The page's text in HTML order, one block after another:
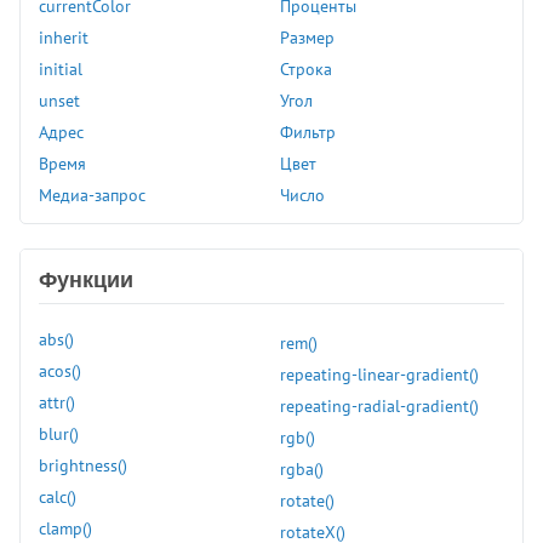
:buffering
:checked
:default
:defined
:dir
:disabled
:empty
:enabled
:first
:first-of-type
:focus
:focus-visible
:focus-within
:fullscreen
:has()
:hover
currentColor
inherit
initial
unset
Адрес
Время
Медиа-запрос
Проценты
Размер
Строка
Угол
Фильтр
Цвет
Число
Функции
abs()
acos()
attr()
blur()
brightness()
calc()
clamp()
rem()
repeating-linear-gradient()
repeating-radial-gradient()
rgb()
rgba()
rotate()
rotateX()